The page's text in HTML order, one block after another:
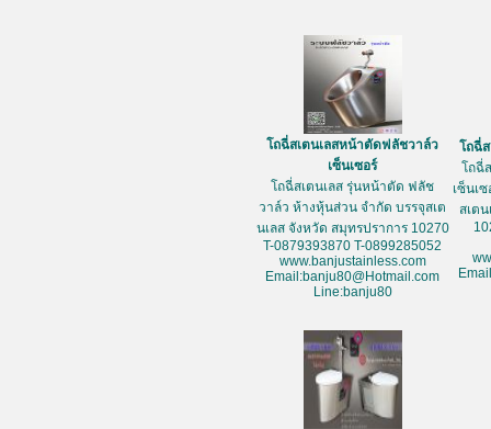
โถฉี่สเตนเลสหน้าตัดฟลัชวาล์ว
เซ็นเซอร์
โถฉี่สเตนเลส รุ่นหน้าตัด ฟลัช
วาล์ว ห้างหุ้นส่วน จำกัด บรรจุสเต
นเลส จังหวัด สมุทรปราการ 10270
T-0879393870 T-0899285052
www.banjustainless.com
Email:banju80@Hotmail.com
Line:banju80
โถฉี่
โถฉี่
เซ็นเ
สเต